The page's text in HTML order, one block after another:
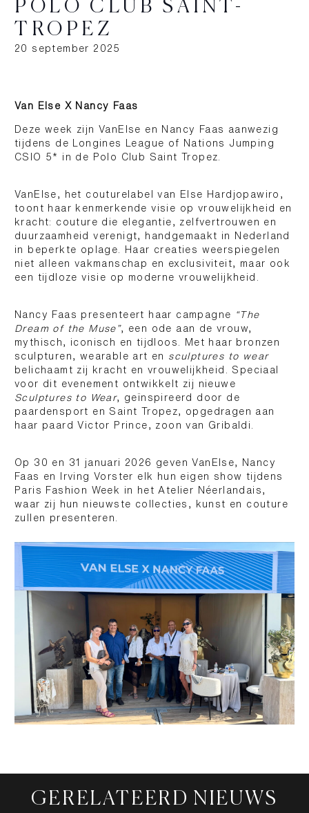
POLO CLUB SAINT-
TROPEZ
20 september 2025
Van Else X Nancy Faas
Deze week zijn VanElse en Nancy Faas aanwezig
tijdens de Longines League of Nations Jumping
CSIO 5* in de Polo Club Saint Tropez.
VanElse, het couturelabel van Else Hardjopawiro,
toont haar kenmerkende visie op vrouwelijkheid en
kracht: couture die elegantie, zelfvertrouwen en
duurzaamheid verenigt, handgemaakt in Nederland
in beperkte oplage. Haar creaties weerspiegelen
niet alleen vakmanschap en exclusiviteit, maar ook
een tijdloze visie op moderne vrouwelijkheid.
Nancy Faas presenteert haar campagne
“The
Dream of the Muse”, een ode aan de vrouw,
mythisch, iconisch en tijdloos. Met haar bronzen
sculpturen, wearable art en sculptures to wear
belichaamt zij kracht en vrouwelijkheid. Speciaal
voor dit evenement ontwikkelt zij nieuwe
Sculptures to Wear, geïnspireerd door de
paardensport en Saint Tropez, opgedragen aan
haar paard Victor Prince, zoon van Gribaldi.
Op 30 en 31 januari 2026 geven VanElse, Nancy
Faas en Irving Vorster elk hun eigen show tijdens
Paris Fashion Week in het Atelier Néerlandais,
waar zij hun nieuwste collecties, kunst en couture
zullen presenteren.
GERELATEERD NIEUWS